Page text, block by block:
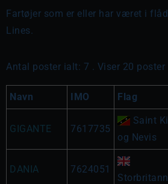
Fartøjer som er eller har været i
Lines.
Antal poster ialt: 7 . Viser 20 poster
Navn IMO Flag
GIGANTE 7617735
Saint
og Nevis
DANIA 7624051